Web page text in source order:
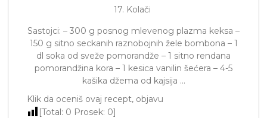
17. Kolači
Sastojci: – 300 g posnog mlevenog plazma keksa –
150 g sitno seckanih raznobojnih žele bombona – 1
dl soka od sveže pomorandže – 1 sitno rendana
pomorandžina kora – 1 kesica vanilin šećera – 4-5
kašika džema od kajsija …
Klik da oceniš ovaj recept, objavu
[Total: 0 Prosek: 0]